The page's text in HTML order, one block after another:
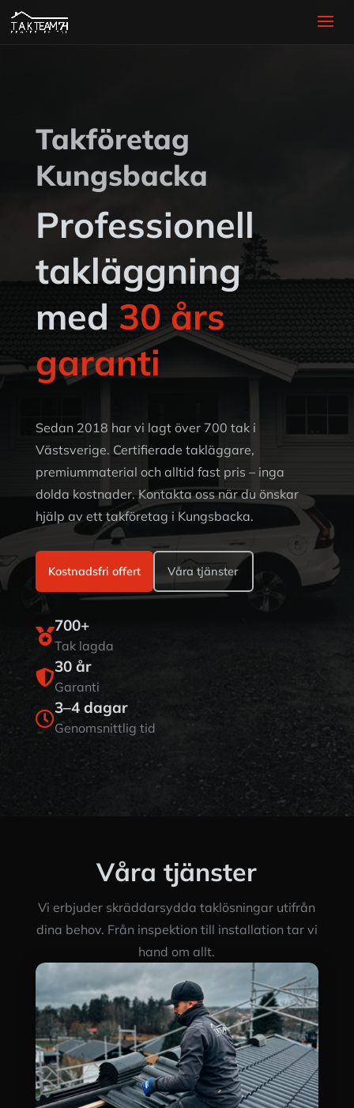
Takföretag
Kungsbacka
Professionell
takläggning
med 30 års
garanti
Sedan 2018 har vi lagt över 700 tak i
Västsverige. Certifierade takläggare,
premiummaterial och alltid fast pris – inga
dolda kostnader. Kontakta oss när du önskar
hjälp av ett takföretag i Kungsbacka.
Kostnadsfri offert Våra tjänster

700+
Tak lagda

30 år
Garanti

3–4 dagar
Genomsnittlig tid
Våra tjänster
Vi erbjuder skräddarsydda taklösningar utifrån
dina behov. Från inspektion till installation tar vi
hand om allt.